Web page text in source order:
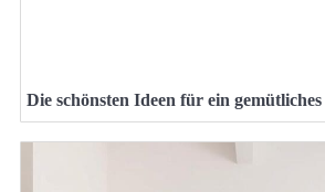
Die schönsten Ideen für ein